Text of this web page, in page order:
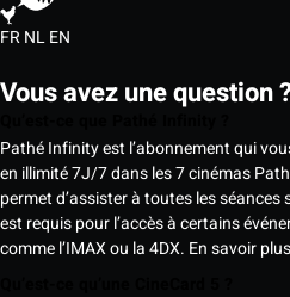
FRNLEN
Vous avez une question
Pathé Infinity est l’abonnement qui
en illimité 7J/7 dans les 7 cinémas
permet d’assister à toutes les
est requis pour l’accès à certains
comme l’IMAX ou la 4DX. En savoir plus